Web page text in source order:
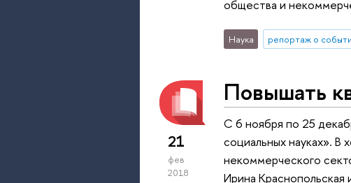
общества и
Наука репортаж о
21
фев
2018
Повышать
C 6 ноября по 25
социальных науках». В
некоммерческого
Ирина